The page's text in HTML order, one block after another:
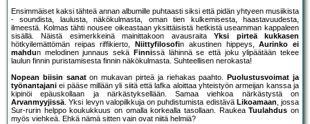
Ensimmäiset kaksi tähteä annan albumille puhtaasti siksi että pidän yhtyeen musiikista
- soundista, laulusta, näkökulmasta, oman tien kulkemisesta, haastavuudesta,
ilmeestä. Kolmas tähti nousee oikeastaan yksittäisistä hetkistä useamman kappaleen
sisällä. Näistä esimerkkeinä mainittakoon avausraitaYksi pirteä kukkasen
hötkyilemättömän reipas riffikierto,
Niittyfilosofin akustinen hippeys,Aurinko ei
mahdun melodinen junnaus sekä Finnissä lähinnä se että joku ylipäätään tekee
laulun finnin puristamisesta finnin näkökulmasta. Suhteellisen nerokasta!
Nopean biisin sanaton mukavan pirteä ja riehakas paahto.
Puolustusvoimat ja
työnantajani ei pääse millään yli siitä että lafka aloittaa yhteistyön armeijan kanssa ja
kipinöi epäuskollaan ja närkästyksellään. Samaa viehkoa närkästystä on
Arvanmyyjissä. Yksi levyn valopilkkuja on puhdistumista edistävä Likoamaan, jossa
Sur-rurin helppo koukukkuus on omalla korkealla tasollaan. RaukeaTuulahdus on
myös viehkeä. Ehkä nämä sitten vain ovat niitä helmiä?